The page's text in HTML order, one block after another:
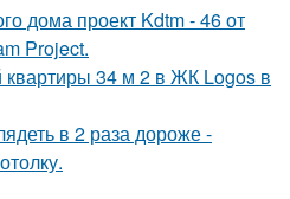
дома проект Kdtm - 46 от
Project.
квартиры 34 м 2 в ЖК Logos в
в 2 раза дороже -